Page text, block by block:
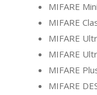
MIFARE
MIFARE
MIFARE
MIFARE
MIFARE
MIFARE